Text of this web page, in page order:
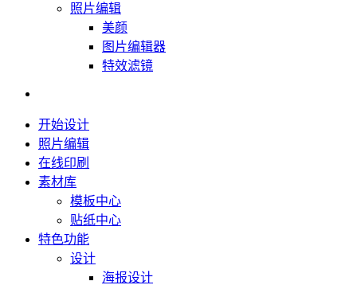
照片编辑
美颜
图片编辑器
特效滤镜
开始设计
照片编辑
在线印刷
素材库
模板中心
贴纸中心
特色功能
设计
海报设计